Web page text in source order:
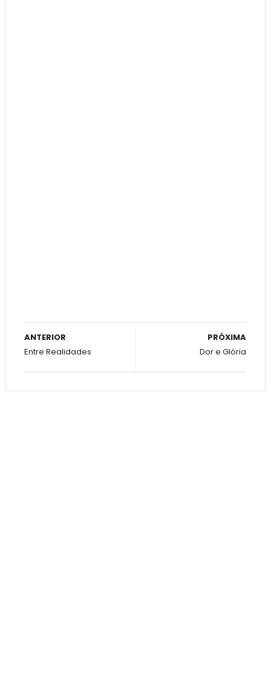
PRÓXIMA
Dor e Glória
ANTERIOR
Entre Realidades